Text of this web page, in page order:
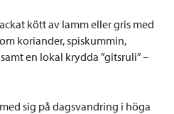
kött av lamm eller gris med
koriander, spiskummin,
en lokal krydda ”gitsruli” –
sig på dagsvandring i höga